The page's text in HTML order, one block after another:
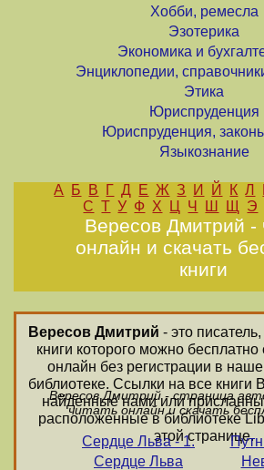
Хобби, ремесла
Эзотерика
Экономика и
Энциклопедии,
Этика
Юриспруденция
Юриспруденция,
Языкознание
А Б В Г Д Е Ж З И Й К Л
С Т У Ф Х Ц Ч Ш Щ Э
Вересов Дмитрий -
онлайн и скачать
книги
Вересов Дмитрий - это
книги которого можно бесплатно
онлайн без регистрации в
библиотеке. Ссылки на все книги
найденные нами или
расположенные в библиотеке
этой странице.
Вересов Дмитрий - страница
читать онлайн и скачать
Сердце Льва - 1.
Сердце Льва